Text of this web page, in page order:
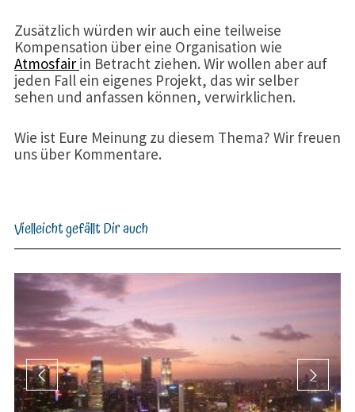
Zusätzlich würden wir auch eine teilweise
Kompensation über eine Organisation wie
Atmosfair in Betracht ziehen. Wir wollen aber auf
jeden Fall ein eigenes Projekt, das wir selber
sehen und anfassen können, verwirklichen.
Wie ist Eure Meinung zu diesem Thema? Wir freuen
uns über Kommentare.
Vielleicht gefällt Dir auch